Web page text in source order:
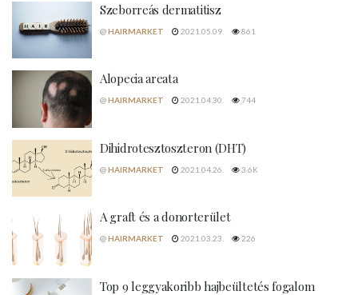
Szeborreás dermatitisz
@HAIRMARKET 2021.05.09. 861
Alopecia areata
@HAIRMARKET 2021.04.30. 744
Dihidrotesztoszteron (DHT)
@HAIRMARKET 2021.04.26. 3.6K
A graft és a donorterület
@HAIRMARKET 2021.03.23. 226
Top 9 leggyakoribb hajbeültetés fogalom